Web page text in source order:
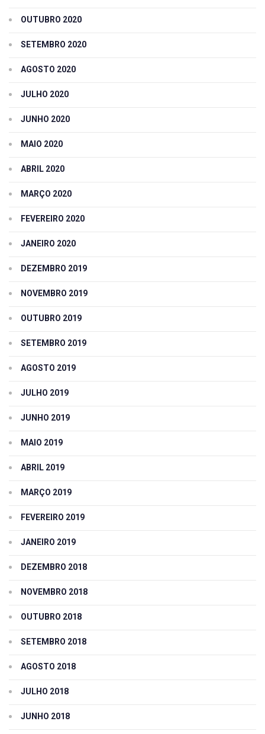
OUTUBRO 2020
SETEMBRO 2020
AGOSTO 2020
JULHO 2020
JUNHO 2020
MAIO 2020
ABRIL 2020
MARÇO 2020
FEVEREIRO 2020
JANEIRO 2020
DEZEMBRO 2019
NOVEMBRO 2019
OUTUBRO 2019
SETEMBRO 2019
AGOSTO 2019
JULHO 2019
JUNHO 2019
MAIO 2019
ABRIL 2019
MARÇO 2019
FEVEREIRO 2019
JANEIRO 2019
DEZEMBRO 2018
NOVEMBRO 2018
OUTUBRO 2018
SETEMBRO 2018
AGOSTO 2018
JULHO 2018
JUNHO 2018